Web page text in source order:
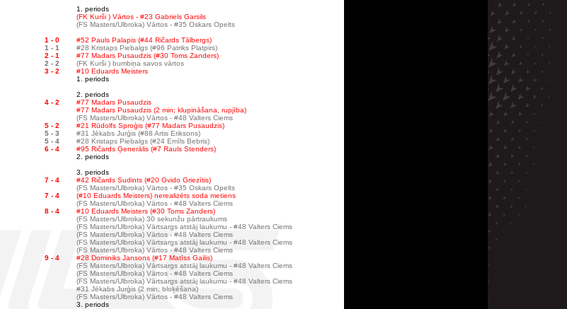
1. periods
(FK Kurši ) Vārtos - #23 Gabriels Garsils
(FS Masters/Ulbroka) Vārtos - #35 Oskars Opelts
1 - 0
#52 Pauls Palapis (#44 Ričards Tālbergs)
1 - 1
#28 Kristaps Piebalgs (#96 Patriks Platpirs)
2 - 1
#77 Madars Pusaudzis (#30 Toms Zanders)
2 - 2
(FK Kurši ) bumbiņa savos vārtos
3 - 2
#10 Eduards Meisters
1. periods
2. periods
4 - 2
#77 Madars Pusaudzis
#77 Madars Pusaudzis (2 min; klupināšana, rupjība)
(FS Masters/Ulbroka) Vārtos - #48 Valters Ciems
5 - 2
#21 Rūdolfs Sproģis (#77 Madars Pusaudzis)
5 - 3
#31 Jēkabs Jurģis (#88 Artis Eriksons)
5 - 4
#28 Kristaps Piebalgs (#24 Emīls Bebris)
6 - 4
#95 Ričards Ģenerālis (#7 Rauls Stenders)
2. periods
3. periods
7 - 4
#42 Ričards Sudints (#20 Gvido Griezītis)
(FS Masters/Ulbroka) Vārtos - #35 Oskars Opelts
7 - 4
(#10 Eduards Meisters) nerealizēts soda metiens
(FS Masters/Ulbroka) Vārtos - #48 Valters Ciems
8 - 4
#10 Eduards Meisters (#30 Toms Zanders)
(FS Masters/Ulbroka) 30 sekunžu pārtraukums
(FS Masters/Ulbroka) Vārtsargs atstāj laukumu - #48 Valters Ciems
(FS Masters/Ulbroka) Vārtos - #48 Valters Ciems
(FS Masters/Ulbroka) Vārtsargs atstāj laukumu - #48 Valters Ciems
(FS Masters/Ulbroka) Vārtos - #48 Valters Ciems
9 - 4
#28 Dominiks Jansons (#17 Matīss Gailis)
(FS Masters/Ulbroka) Vārtsargs atstāj laukumu - #48 Valters Ciems
(FS Masters/Ulbroka) Vārtos - #48 Valters Ciems
(FS Masters/Ulbroka) Vārtsargs atstāj laukumu - #48 Valters Ciems
#31 Jēkabs Jurģis (2 min; bloķēšana)
(FS Masters/Ulbroka) Vārtos - #48 Valters Ciems
3. periods